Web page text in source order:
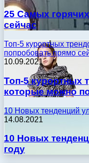
25 Самых
сейчас
Топ-5 курортных
попробовать прямо
10.09.2021
Топ-5 курортных
которые можно
10 Новых тенденций
14.08.2021
10 Новых
году